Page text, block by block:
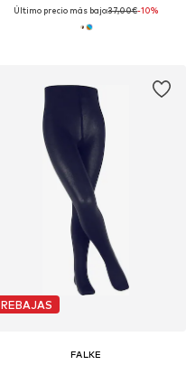
Último precio más bajo:37,00€-10%
REBAJAS
FALKE